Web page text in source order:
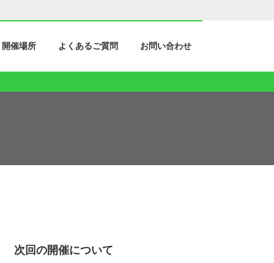
開催場所 よくあるご質問 お問い合わせ
次回の開催について